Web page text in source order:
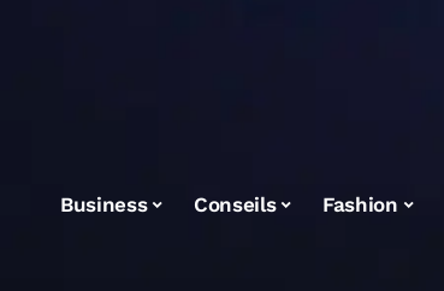
Business Conseils Fashion